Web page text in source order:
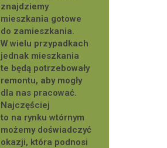
znajdziemy
mieszkania gotowe
do zamieszkania.
W wielu przypadkach
jednak mieszkania
te będą potrzebowały
remontu, aby mogły
dla nas pracować.
Najczęściej
to na rynku wtórnym
możemy doświadczyć
okazji, która podnosi